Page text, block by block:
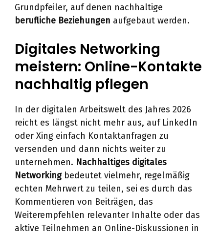
Grundpfeiler, auf denen nachhaltige
berufliche Beziehungen aufgebaut werden.
Digitales Networking
meistern: Online-Kontakte
nachhaltig pflegen
In der digitalen Arbeitswelt des Jahres 2026
reicht es längst nicht mehr aus, auf LinkedIn
oder Xing einfach Kontaktanfragen zu
versenden und dann nichts weiter zu
unternehmen. Nachhaltiges digitales
Networkingbedeutet vielmehr, regelmäßig
echten Mehrwert zu teilen, sei es durch das
Kommentieren von Beiträgen, das
Weiterempfehlen relevanter Inhalte oder das
aktive Teilnehmen an Online-Diskussionen in